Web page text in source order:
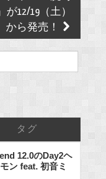
が12/19（土）
から発売！
タグ
12.0のDay2ヘ
ン feat. 初音ミ